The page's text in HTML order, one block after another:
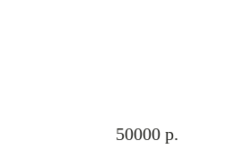
50000 р.